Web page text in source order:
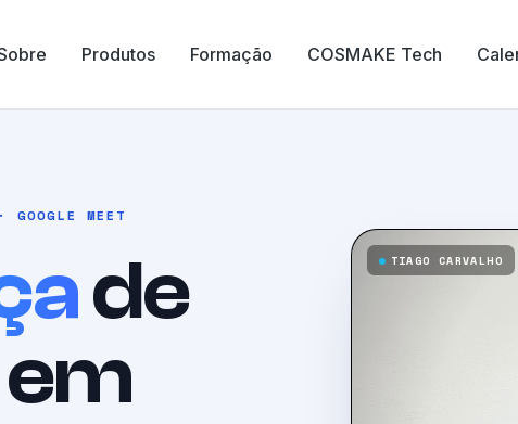
Produtos Formação COSMAKE Tech
MEET
de
TIAGO CARVALHO